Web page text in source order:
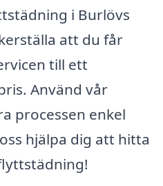
i Burlövs
att du får
till ett
Använd vår
processen enkel
hjälpa dig att hitta